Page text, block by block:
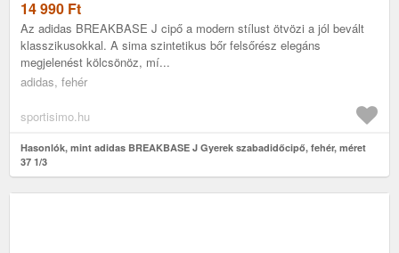
14 990 Ft
Az adidas BREAKBASE J cipő a modern stílust ötvözi a jól bevált
klasszikusokkal. A sima szintetikus bőr felsőrész elegáns
megjelenést kölcsönöz, mí...
adidas, fehér
sportisimo.hu
Hasonlók, mint adidas BREAKBASE J Gyerek szabadidőcipő, fehér, méret
37 1/3